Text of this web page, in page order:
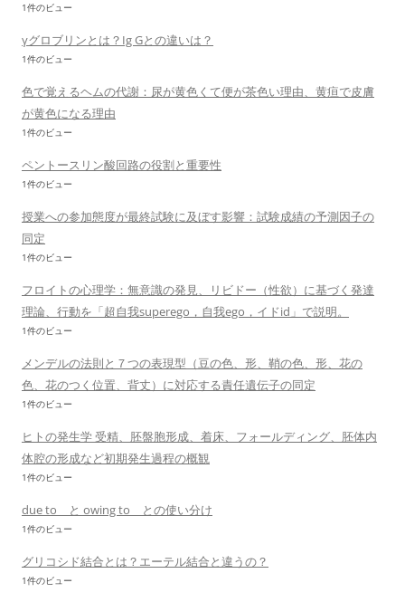
1件のビュー
γグロブリンとは？Ig Gとの違いは？
1件のビュー
色で覚えるヘムの代謝：尿が黄色くて便が茶色い理由、黄疸で皮膚
が黄色になる理由
1件のビュー
ペントースリン酸回路の役割と重要性
1件のビュー
授業への参加態度が最終試験に及ぼす影響：試験成績の予測因子の
同定
1件のビュー
フロイトの心理学：無意識の発見、リビドー（性欲）に基づく発達
理論、行動を「超自我superego，自我ego，イドid」で説明。
1件のビュー
メンデルの法則と７つの表現型（豆の色、形、鞘の色、形、花の
色、花のつく位置、背丈）に対応する責任遺伝子の同定
1件のビュー
ヒトの発生学 受精、胚盤胞形成、着床、フォールディング、胚体内
体腔の形成など初期発生過程の概観
1件のビュー
due to と owing to との使い分け
1件のビュー
グリコシド結合とは？エーテル結合と違うの？
1件のビュー